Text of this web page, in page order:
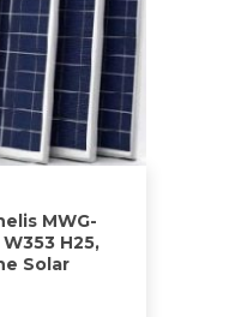
MWG-
H25,
Solar